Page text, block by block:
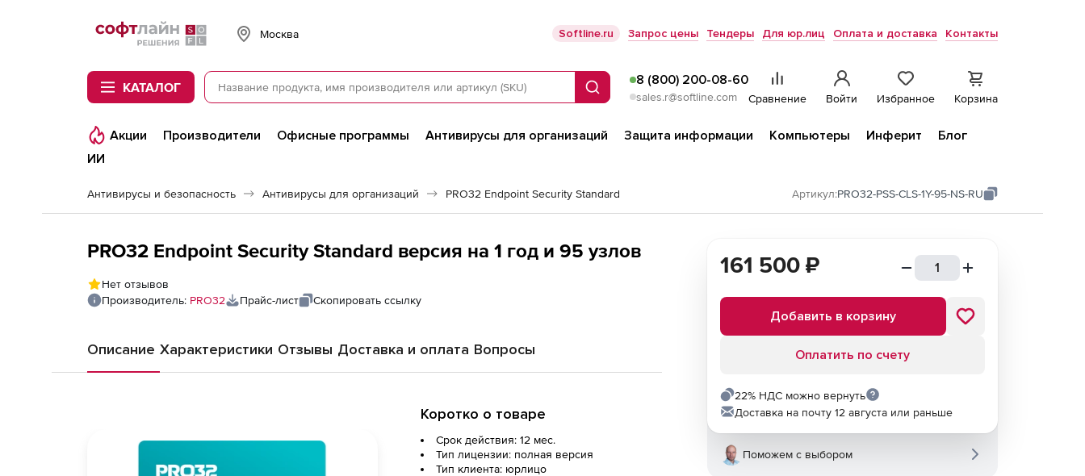
Softline
Москва Softline.ru Запрос цены Тендеры Для юр.лиц Оплата и доставка Контакты
КАТАЛОГ Поиск
8 (800) 200-08-60
sales.r@softline.com Сравнение Войти Избранное Корзина
Акции Производители Офисные программы Антивирусы для организаций Защита информации Компьютеры Инферит
Блог
ИИ
Антивирусы и безопасность Антивирусы для организаций PRO32 Endpoint Security Standard Артикул:PRO32-PSS-CLS-1Y-95-NS-RU
PRO32 Endpoint Security Standard версия на 1 год и 95 узлов
Нет отзывов
Производитель: PRO32 Прайс-лист Скопировать ссылку
Описание Характеристики Отзывы Доставка и оплата Вопросы
Коротко о товаре
Срок действия: 12 мес.
Тип лицензии: полная версия
Тип клиента: юрлицо
161 500 ₽
Добавить в корзину
Оплатить по счету
22% НДС можно вернуть
Доставка на почту 12 августа или раньше
Поможем с выбором